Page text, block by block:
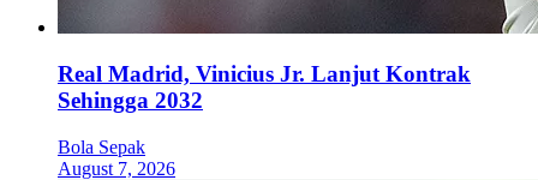
Real Madrid, Vinicius Jr. Lanjut Kontrak
Sehingga 2032
Bola Sepak
August 7, 2026